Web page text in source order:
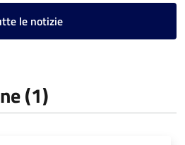
le notizie
(1)